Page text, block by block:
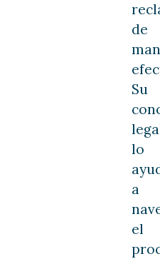
de
Su
lo
a
el